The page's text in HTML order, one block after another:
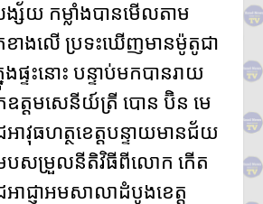
ស័យ កម្លាំងបានមើលតាម
កខាងលើ ប្រទះឃើញមានម៉ូតូជា
ងផ្ទះនោះ បន្ទាប់មកបានរាយ
ត្ដមសេនីយ៍ត្រី បោន ប៊ិន មេ
អាវុធហត្ថខេត្តបន្ទាយមានជ័យ
របសម្រួលនីតិវិធីពីលោក កើត
ជអាជ្ញាអមសាលាដំបូងខេត្ត